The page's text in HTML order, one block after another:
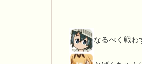
なるべく戦わ